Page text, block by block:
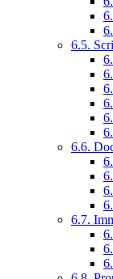
6.5.
6.6.
6.7.